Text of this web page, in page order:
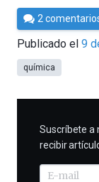
Por
César
Tomé
2
Publicado el 9
química
Suscríbete a
recibir